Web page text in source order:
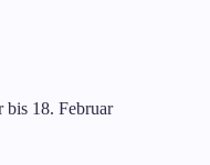
bis 18. Februar